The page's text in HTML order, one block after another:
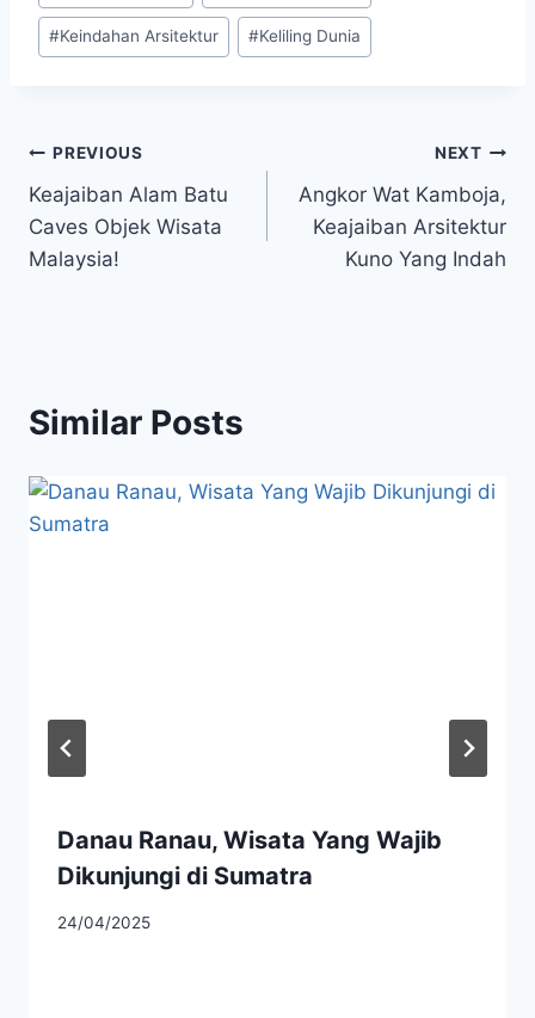
Tags:
#Keindahan Arsitektur #Keliling Dunia
Post
navigation
PREVIOUS
Keajaiban Alam Batu
Caves Objek Wisata
Malaysia!
NEXT
Angkor Wat Kamboja,
Keajaiban Arsitektur
Kuno Yang Indah
Similar Posts
Danau Ranau, Wisata Yang Wajib
Dikunjungi di Sumatra
24/04/2025